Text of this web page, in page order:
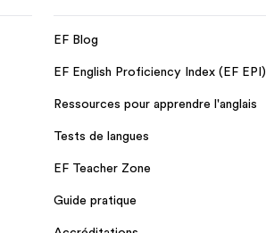
EF Blog
EF English Proficiency Index (EF EPI)
Ressources pour apprendre l'anglais
Tests de langues
EF Teacher Zone
Guide pratique